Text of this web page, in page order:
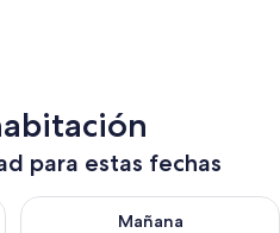
para estas fechas
noche, ago 8 - ago 9
Mañana
Consulta la disponibilidad